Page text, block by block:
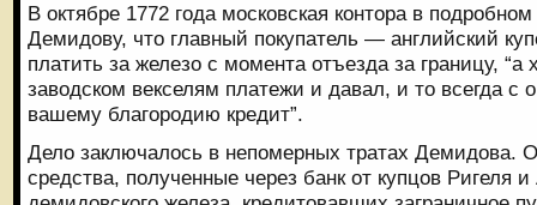
В октябре 1772 года московская контора в
Демидову, что главный покупатель — английский
платить за железо с момента отъезда за границу, “а
заводском векселям платежи и давал, и то всегда с
вашему благородию кредит”.
Дело заключалось в непомерных тратах Демидова.
средства, полученные через банк от купцов Ригеля и